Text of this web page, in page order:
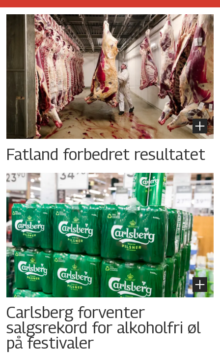
Fatland forbedret resultatet
Carlsberg forventer
salgsrekord for alkoholfri øl
på festivaler